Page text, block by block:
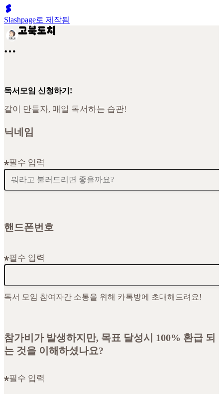
Slashpage로 제작됨
독서모임 신청하기!
같이 만들자, 매일 독서하는 습관!
닉네임
필수 입력
핸드폰번호
필수 입력
독서 모임 참여자간 소통을 위해 카톡방에 초대해드려요!
참가비가 발생하지만, 목표 달성시 100% 환급 되
는 것을 이해하셨나요?
필수 입력